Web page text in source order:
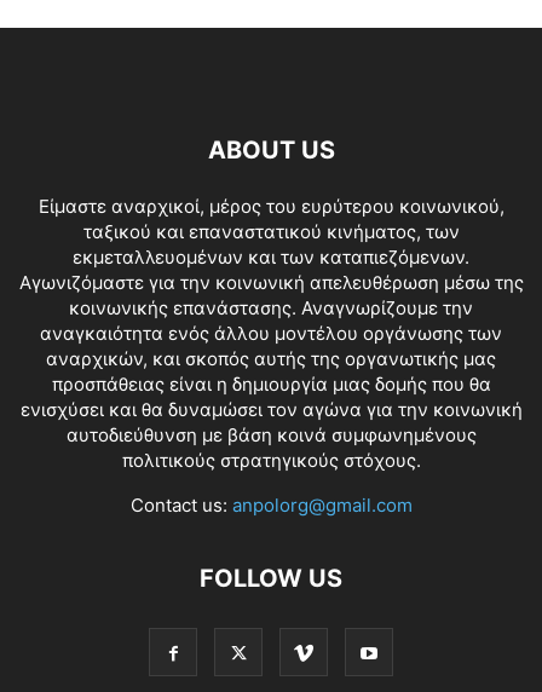
ABOUT US
Είμαστε αναρχικοί, μέρος του ευρύτερου κοινωνικού,
ταξικού και επαναστατικού κινήματος, των
εκμεταλλευομένων και των καταπιεζόμενων.
Αγωνιζόμαστε για την κοινωνική απελευθέρωση μέσω της
κοινωνικής επανάστασης. Αναγνωρίζουμε την
αναγκαιότητα ενός άλλου μοντέλου οργάνωσης των
αναρχικών, και σκοπός αυτής της οργανωτικής μας
προσπάθειας είναι η δημιουργία μιας δομής που θα
ενισχύσει και θα δυναμώσει τον αγώνα για την κοινωνική
αυτοδιεύθυνση με βάση κοινά συμφωνημένους
πολιτικούς στρατηγικούς στόχους.
Contact us: anpolorg@gmail.com
FOLLOW US